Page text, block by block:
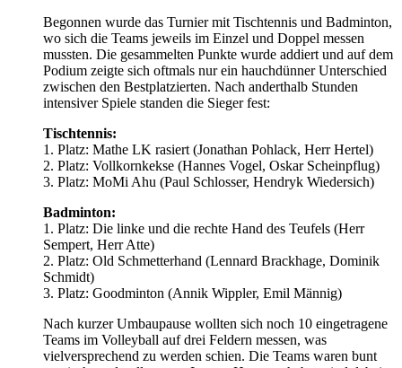
Begonnen wurde das Turnier mit Tischtennis und Badminton,
wo sich die Teams jeweils im Einzel und Doppel messen
mussten. Die gesammelten Punkte wurde addiert und auf dem
Podium zeigte sich oftmals nur ein hauchdünner Unterschied
zwischen den Bestplatzierten. Nach anderthalb Stunden
intensiver Spiele standen die Sieger fest:
Tischtennis:
1. Platz: Mathe LK rasiert (Jonathan Pohlack, Herr Hertel)
2. Platz: Vollkornkekse (Hannes Vogel, Oskar Scheinpflug)
3. Platz: MoMi Ahu (Paul Schlosser, Hendryk Wiedersich)
Badminton:
1. Platz: Die linke und die rechte Hand des Teufels (Herr
Sempert, Herr Atte)
2. Platz: Old Schmetterhand (Lennard Brackhage, Dominik
Schmidt)
3. Platz: Goodminton (Annik Wippler, Emil Männig)
Nach kurzer Umbaupause wollten sich noch 10 eingetragene
Teams im Volleyball auf drei Feldern messen, was
vielversprechend zu werden schien. Die Teams waren bunt